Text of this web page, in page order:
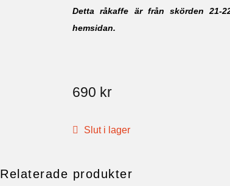
Detta råkaffe är från skörden
hemsidan.
690 kr
Slut i lager
Relaterade produkter